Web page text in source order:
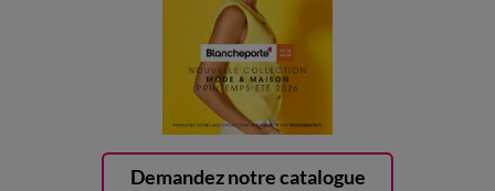
Demandez notre catalogue